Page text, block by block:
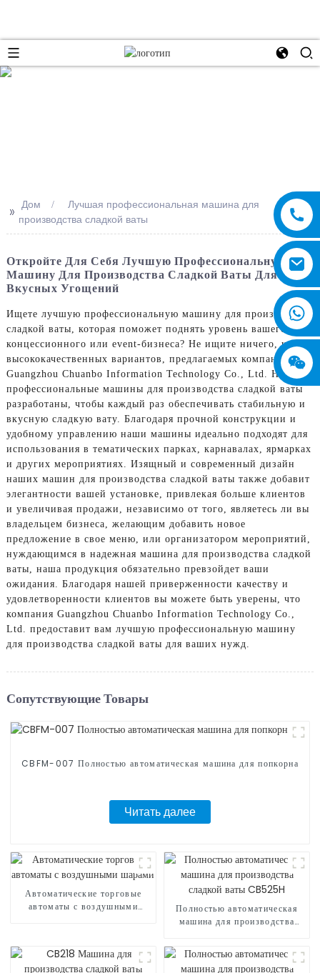
>> Дом
Лучшая профессиональная машина для
производства сладкой ваты
Откройте Для Себя Лучшую Профессиональную
Машину Для Производства Сладкой Ваты Для
Вкусных Угощений
Ищете лучшую профессиональную машину для производства
сладкой ваты, которая поможет поднять уровень вашего
концессионного или event-бизнеса? Не ищите ничего, кроме
высококачественных вариантов, предлагаемых компанией
Guangzhou Chuanbo Information Technology Co., Ltd. Наши
профессиональные машины для производства сладкой ваты
разработаны, чтобы каждый раз обеспечивать стабильную и
вкусную сладкую вату. Благодаря прочной конструкции и
удобному управлению наши машины идеально подходят для
использования в тематических парках, карнавалах, ярмарках
и других мероприятиях. Изящный и современный дизайн
наших машин для производства сладкой ваты также добавит
элегантности вашей установке, привлекая больше клиентов
и увеличивая продажи, независимо от того, являетесь ли вы
владельцем бизнеса, желающим добавить новое
предложение в свое меню, или организатором мероприятий,
нуждающимся в надежная машина для производства сладкой
ваты, наша продукция обязательно превзойдет ваши
ожидания. Благодаря нашей приверженности качеству и
удовлетворенности клиентов вы можете быть уверены, что
компания Guangzhou Chuanbo Information Technology Co.,
Ltd. предоставит вам лучшую профессиональную машину
для производства сладкой ваты для ваших нужд.
Сопутствующие Товары
CBFM-007 Полностью автоматическая машина для попкорна
Читать далее
Автоматические торговые
автоматы с воздушными
Полностью автоматическая
машина для производства